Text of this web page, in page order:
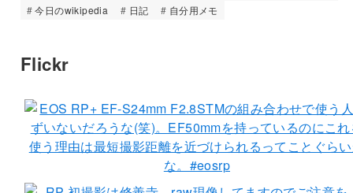
今日のwikipedia 日記 自分用メモ
Flickr